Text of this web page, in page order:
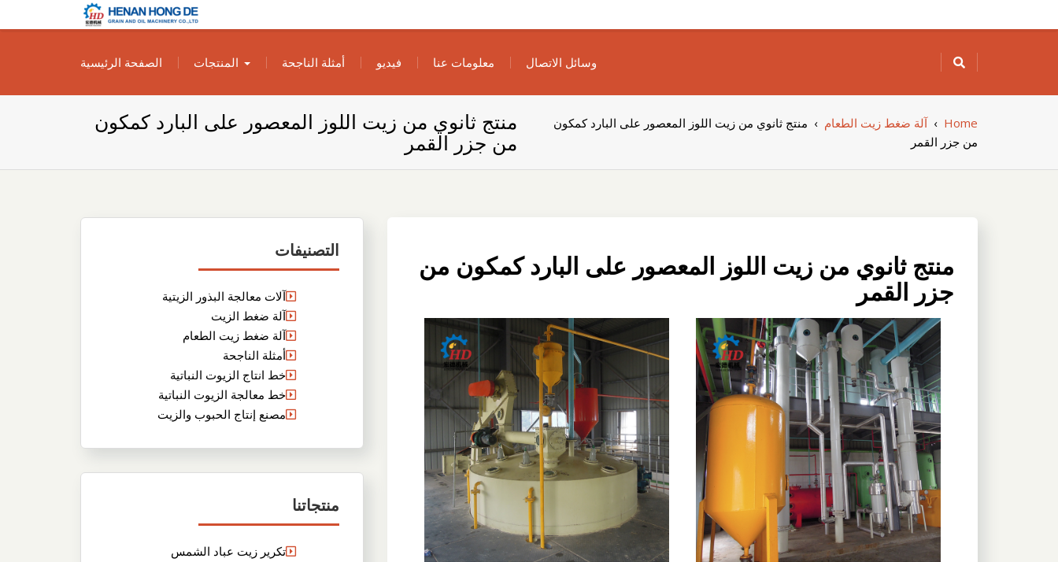
to
الزيوت النباتية
الخاص بك
الصفحة الرئيسية
المنتجات أمثلة الناجحة فيديو معلومات عنا وسائل الاتصال
منتج ثانوي من زيت اللوز المعصور على البارد كمكون
من جزر القمر
Home
›آلة ضغط زيت الطعام › منتج ثانوي من زيت اللوز المعصور على البارد كمكون
من جزر القمر
التصنيفات
آلات معالجة البذور الزيتية
آلة ضغط الزيت
آلة ضغط زيت الطعام
أمثلة الناجحة
خط انتاج الزيوت النباتية
خط معالجة الزيوت النباتية
مصنع إنتاج الحبوب والزيت
منتجاتنا
تكرير زيت عباد الشمس
منتج ثانوي من زيت اللوز المعصور على البارد كمكون من
جزر القمر